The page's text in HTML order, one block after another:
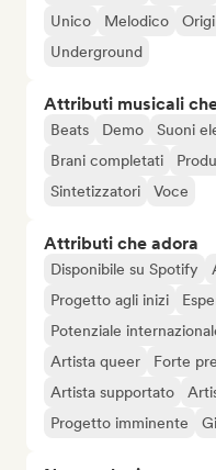
Unico
Melodico
Underground
Attributi musicali
Beats Demo Suoni
Brani completati
Sintetizzatori
Voce
Attributi che adora
Disponibile su Spotify
Progetto agli inizi
Potenziale
Artista queer
Forte
Artista supportato
Progetto imminente